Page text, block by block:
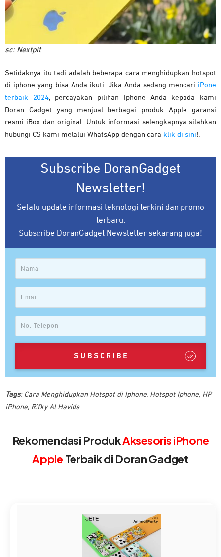
sc: Nextpit
Setidaknya itu tadi adalah beberapa cara menghidupkan hotspot
di iphone yang bisa Anda ikuti. Jika Anda sedang mencari iPone
terbaik 2024, percayakan pilihan Iphone Anda kepada kami
Doran Gadget yang menjual berbagai produk Apple garansi
resmi iBox dan original. Untuk informasi selengkapnya silahkan
hubungi CS kami melalui WhatsApp dengan cara klik di sini!.
Subscribe DoranGadget
Newsletter!
Selalu update informasi teknologi terkini dan promo
terbaru.
Subscribe DoranGadget Newsletter sekarang juga!
SUBSCRIBE
Tags: Cara Menghidupkan Hotspot di Iphone, Hotspot Iphone, HP
iPhone, Rifky Al Havids
Rekomendasi ProdukAksesoris iPhone
Apple Terbaik di Doran Gadget